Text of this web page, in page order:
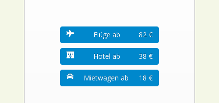
Flüge ab 82 €
Hotel ab 38 €
Mietwagen ab 18 €